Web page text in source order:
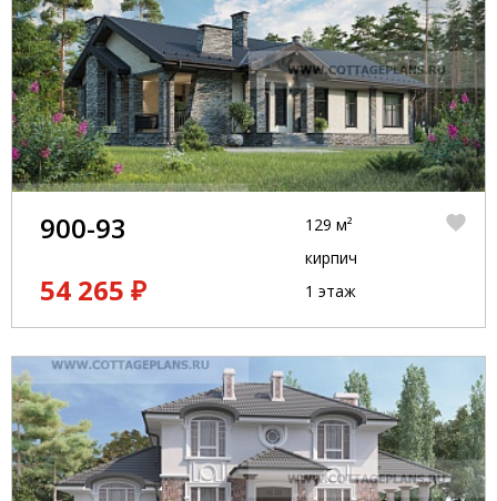
900-93
54 265 ₽
129 м²
кирпич
1 этаж